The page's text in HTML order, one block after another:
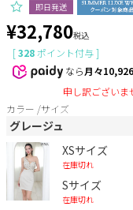
即日発送
¥32,780税込
[328ポイント付与 ]
なら月々
申し訳ございま
カラー サイズ
グレージュ
XSサイズ
在庫切れ
Sサイズ
在庫切れ